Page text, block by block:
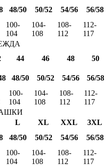
48/50 50/52 54/56 56/58
100-
104
104-
108
108-
112
112-
117
44 46 48
50
48/50 50/52 54/56 56/58
100-
104
104-
108
108-
112
112-
117
L XL XXL
3XL
48/50 50/52 54/56 56/58
100-
104
104-
108
108-
112
112-
117